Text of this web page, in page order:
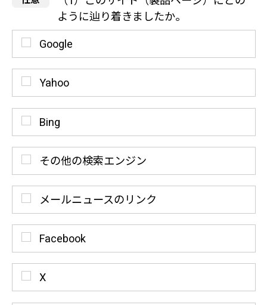
ように辿り着きましたか。
Google
Yahoo
Bing
その他の検索エンジン
メールニュースのリンク
Facebook
X